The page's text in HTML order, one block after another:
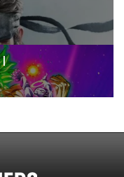
|